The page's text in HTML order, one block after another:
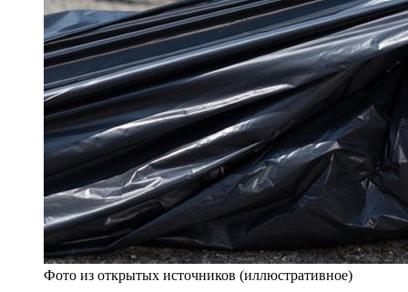
Фото из открытых источников (иллюстративное)